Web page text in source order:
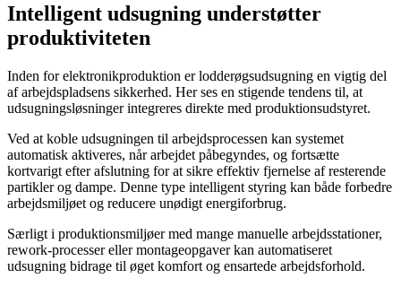
Intelligent udsugning understøtter
produktiviteten
Inden for elektronikproduktion er lodderøgsudsugning en vigtig del
af arbejdspladsens sikkerhed. Her ses en stigende tendens til, at
udsugningsløsninger integreres direkte med produktionsudstyret.
Ved at koble udsugningen til arbejdsprocessen kan systemet
automatisk aktiveres, når arbejdet påbegyndes, og fortsætte
kortvarigt efter afslutning for at sikre effektiv fjernelse af resterende
partikler og dampe. Denne type intelligent styring kan både forbedre
arbejdsmiljøet og reducere unødigt energiforbrug.
Særligt i produktionsmiljøer med mange manuelle arbejdsstationer,
rework-processer eller montageopgaver kan automatiseret
udsugning bidrage til øget komfort og ensartede arbejdsforhold.